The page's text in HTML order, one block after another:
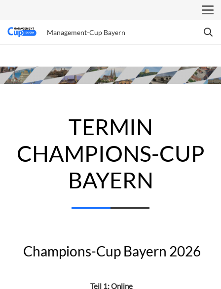
Management-Cup Bayern
TERMIN
CHAMPIONS-CUP
BAYERN
Champions-Cup Bayern 2026
Teil 1: Online